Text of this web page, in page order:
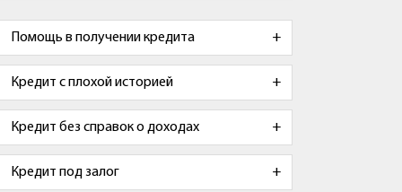
Помощь в получении кредита
Кредит с плохой историей
Кредит без справок о доходах
Кредит под залог